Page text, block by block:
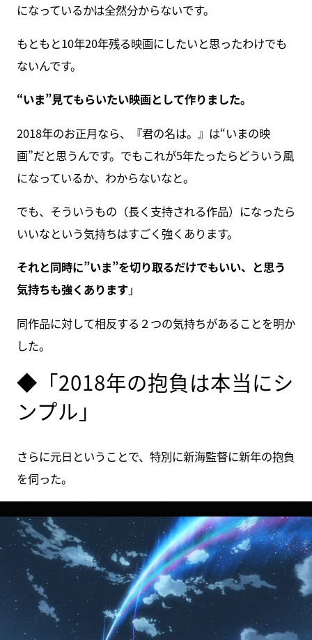
になっているかは全然分からないです。
もともと10年20年残る映画にしたいと思ったわけでも
ないんです。
“いま”見てもらいたい映画として作りました。
2018年のお正月なら、『君の名は。』は“いまの映
画”だと思うんです。でもこれが5年たったらどういう風
になっているか、わからないなと。
でも、そういうもの（長く支持される作品）になったら
いいなという気持ちはすごく強くあります。
それと同時に”いま”を切り取るだけでもいい、と思う
気持ちも強くあります」
同作品に対して相反する２つの気持ちがあることを明か
した。
◆「2018年の抱負は本当にシ
ンプル」
さらに元日ということで、特別に新海監督に新年の抱負
を伺った。